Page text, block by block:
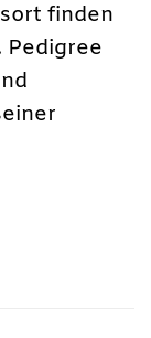
finden
Pedigree